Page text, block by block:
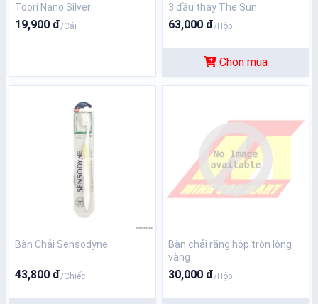
Toori Nano Silver
19,900 đ/Cái
3 đầu thay The Sun
63,000 đ/Hộp
Chọn mua
Bàn Chải Sensodyne
43,800 đ/Chiếc
Bàn chải răng hộp tròn lông
vàng
30,000 đ/Hộp